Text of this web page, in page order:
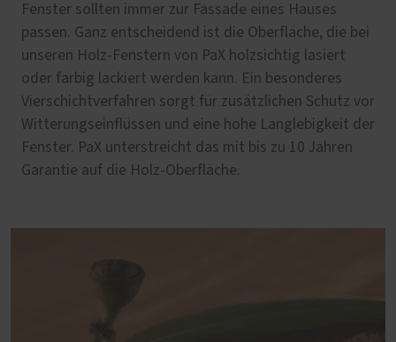
Fenster sollten immer zur Fassade eines Hauses
passen. Ganz entscheidend ist die Oberfläche, die bei
unseren Holz-Fenstern von PaX holzsichtig lasiert
oder farbig lackiert werden kann. Ein besonderes
Vierschichtverfahren sorgt für zusätzlichen Schutz vor
Witterungseinflüssen und eine hohe Langlebigkeit der
Fenster. PaX unterstreicht das mit bis zu 10 Jahren
Garantie auf die Holz-Oberfläche.